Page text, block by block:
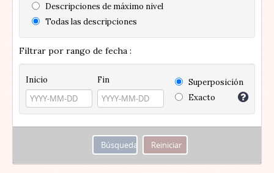
Descripciones de máximo nivel
Todas las descripciones
Filtrar por rango de fecha :
Inicio Fin
Superposición
Exacto